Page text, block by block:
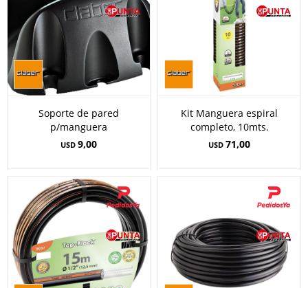
Soporte de pared
p/manguera
USD 9,00
Kit Manguera espiral
completo, 10mts.
USD 71,00